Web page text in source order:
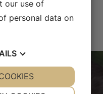
our use of
personal data on
YES NO